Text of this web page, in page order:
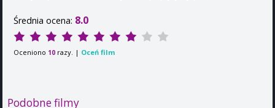
Średnia ocena: 8.0
Oceniono 10 razy. | Oceń film
Podobne filmy